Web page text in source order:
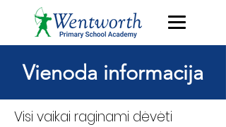
Vienoda informacija
Visi vaikai raginami dėvėti